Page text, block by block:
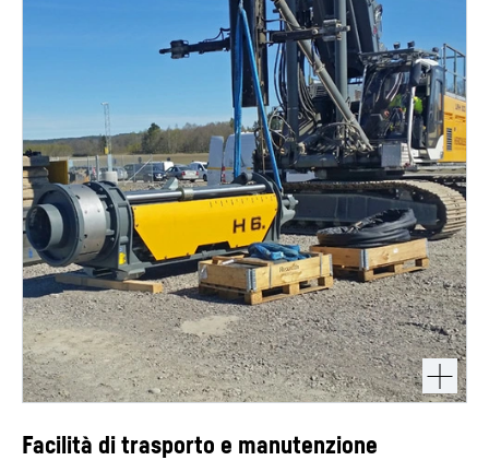
Facilità di trasporto e manutenzione